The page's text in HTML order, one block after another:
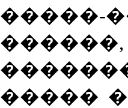
������,
�����